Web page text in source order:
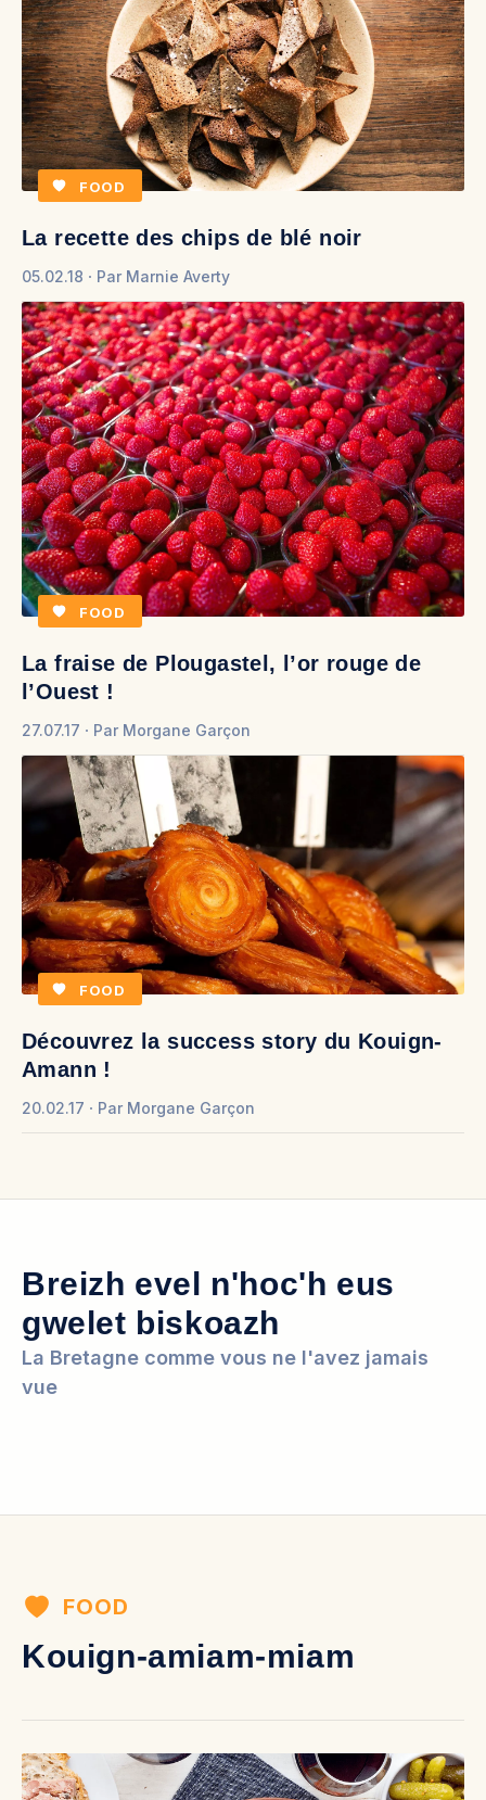
FOOD
La recette des chips de blé noir
05.02.18 Par Marnie Averty
FOOD
La fraise de Plougastel, l’or rouge de
l’Ouest !
27.07.17 Par Morgane Garçon
FOOD
Découvrez la success story du Kouign-
Amann !
20.02.17 Par Morgane Garçon
Breizh evel n'hoc'h eus
gwelet biskoazh
La Bretagne comme vous ne l'avez jamais
vue
Kouign-amiam-miam
FOOD